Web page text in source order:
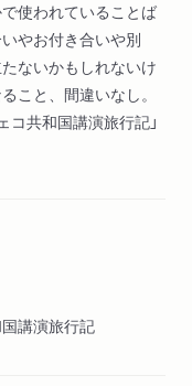
使われていることば
やお付き合いや別
ないかもしれないけ
こと、間違いなし。
共和国講演旅行記」
講演旅行記